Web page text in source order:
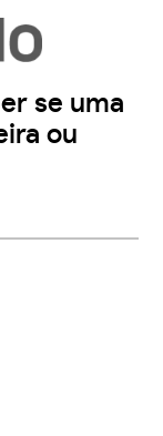
se uma
ou